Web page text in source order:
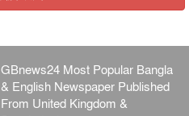
GBnews24 Most Popular Bangla
& English Newspaper Published
From United Kingdom &